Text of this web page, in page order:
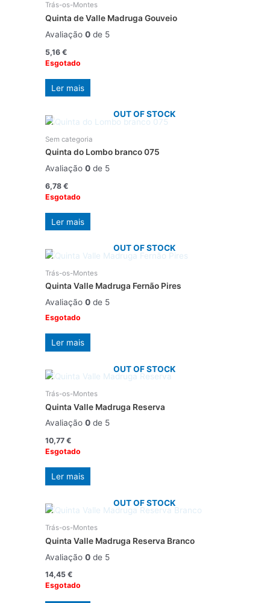
Trás-os-Montes
Quinta de Valle Madruga Gouveio
Avaliação 0de 5
5,16 €
Esgotado
Ler mais
OUT OF STOCK
Sem categoria
Quinta do Lombo branco 075
Avaliação 0de 5
6,78 €
Esgotado
Ler mais
OUT OF STOCK
Trás-os-Montes
Quinta Valle Madruga Fernão Pires
Avaliação 0de 5
Esgotado
Ler mais
OUT OF STOCK
Trás-os-Montes
Quinta Valle Madruga Reserva
Avaliação 0de 5
10,77 €
Esgotado
Ler mais
OUT OF STOCK
Trás-os-Montes
Quinta Valle Madruga Reserva Branco
Avaliação 0de 5
14,45 €
Esgotado